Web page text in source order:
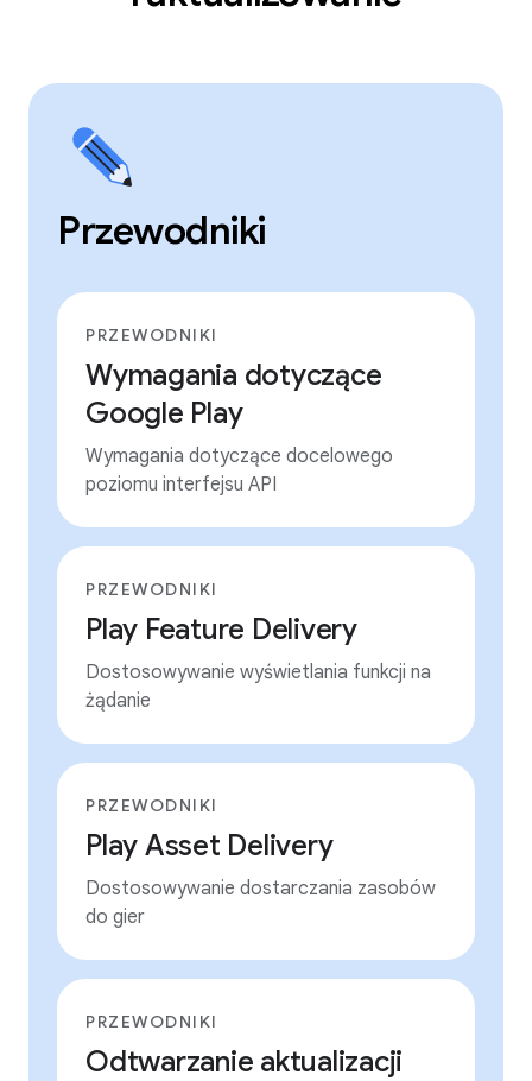
Przewodniki
PRZEWODNIKI
Wymagania dotyczące
Google Play
Wymagania dotyczące docelowego
poziomu interfejsu API
PRZEWODNIKI
Play Feature Delivery
Dostosowywanie wyświetlania funkcji na
żądanie
PRZEWODNIKI
Play Asset Delivery
Dostosowywanie dostarczania zasobów
do gier
PRZEWODNIKI
Odtwarzanie aktualizacji